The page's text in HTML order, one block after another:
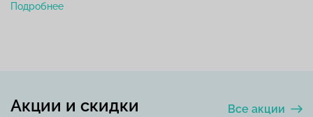
Подробнее
Все акции
Акции и скидки